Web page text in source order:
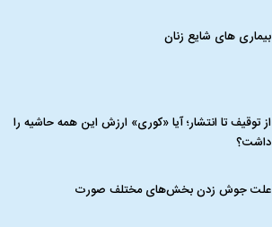
بیماری‌ های شایع زنان
از توقیف تا انتشار؛ آیا «کوری» ارزش این همه حاشیه را
داشت؟
علت جوش زدن بخش‌های مختلف صورت